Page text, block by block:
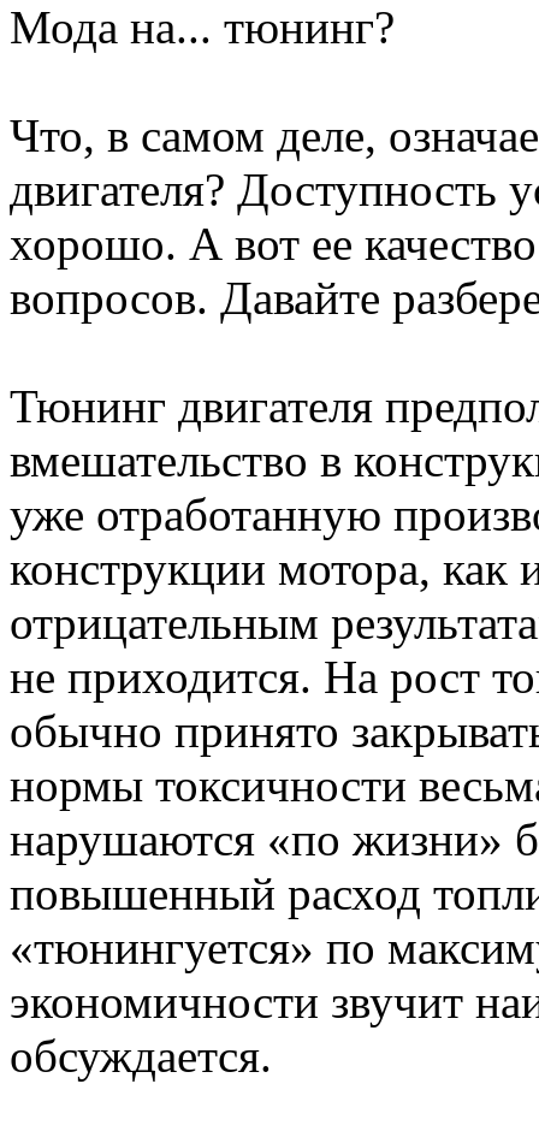
Мода на... тюнинг?
Что, в самом деле,
двигателя? Доступность
хорошо. А вот ее
вопросов. Давайте
Тюнинг двигателя
вмешательство в
уже отработанную
конструкции мотора, как
отрицательным
не приходится. На рост
обычно принято
нормы токсичности
нарушаются «по жизни»
повышенный расход
«тюнингуется» по
экономичности звучит
обсуждается.